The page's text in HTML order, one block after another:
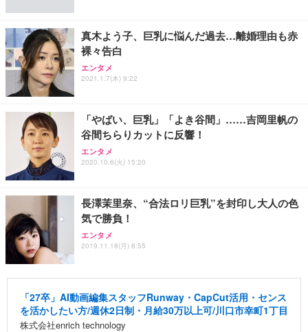
真木よう子、巨乳に悩んだ過去…離婚理由も赤
裸々告白
エンタメ
2021.1.7(木) 9:22
「やばい、巨乳」「よき谷間」……吉岡里帆の
谷間ちらりカットに反響！
エンタメ
2020.10.6(火) 15:20
長澤茉里奈、“合法ロリ巨乳”を封印し大人の色
気で勝負！
エンタメ
2019.11.18(月) 8:55
「27卒」AI動画編集スタッフRunway・CapCut活用・センス
を活かしたい方/週休2日制・月給30万以上可/川口市幸町1丁目
株式会社enrich technology